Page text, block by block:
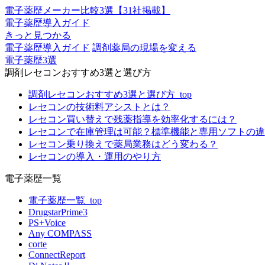
電子薬歴メーカー比較3選【31社掲載】
電子薬歴導入ガイド
きっと見つかる
電子薬歴導入ガイド 調剤薬局の現場を変える
電子薬歴3選
調剤レセコンおすすめ3選と選び方
調剤レセコンおすすめ3選と選び方_top
レセコンの技術料アシストとは？
レセコン買い替えで残薬指導を効率化するには？
レセコンで在庫管理は可能？標準機能と専用ソフトの
レセコン乗り換えで薬局業務はどう変わる？
レセコンの導入・運用のやり方
電子薬歴一覧
電子薬歴一覧_top
DrugstarPrime3
PS+Voice
Any COMPASS
corte
ConnectReport